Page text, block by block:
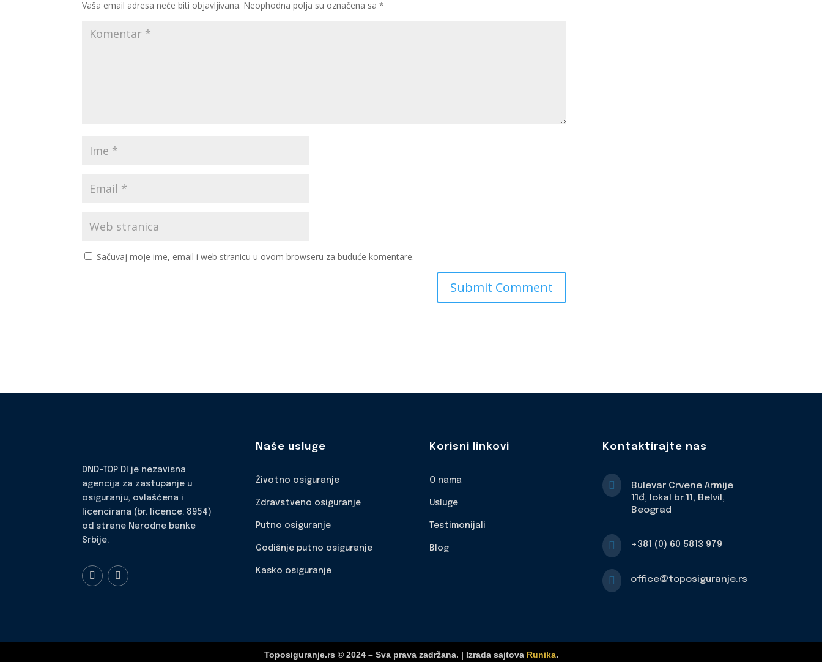
Vaša email adresa neće biti objavljivana. Neophodna polja su označena sa*
Sačuvaj moje ime, email i web stranicu u ovom browseru za buduće komentare.
DND-TOP DI je nezavisna
agencija za zastupanje u
osiguranju, ovlašćena i
licencirana (br. licence: 8954)
od strane Narodne banke
Srbije.
Naše usluge
Životno osiguranje
Zdravstveno osiguranje
Putno osiguranje
Godišnje putno osiguranje
Kasko osiguranje
Korisni linkovi
O nama
Usluge
Testimonijali
Blog
Kontaktirajte nas

Bulevar Crvene Armije
11đ, lokal br.11, Belvil,
Beograd
 +381 (0) 60 5813 979
 office@toposiguranje.rs
Toposiguranje.rs © 2024 – Sva prava zadržana. | Izrada sajtova Runika.